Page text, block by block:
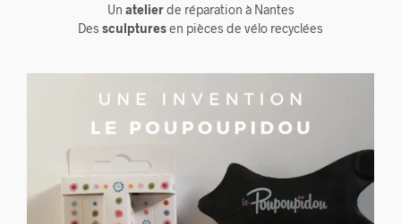
Un atelierde réparation à Nantes
Des sculpturesen pièces de vélo recyclées